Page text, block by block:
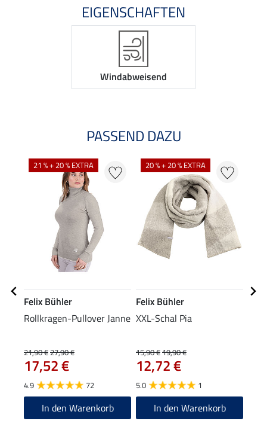
EIGENSCHAFTEN
Windabweisend
PASSEND DAZU
21 % + 20 % EXTRA
Felix Bühler
Rollkragen-Pullover Janne
21,90 €27,90 €
17,52 €
4.9 72
In den Warenkorb
20 % + 20 % EXTRA
Felix Bühler
XXL-Schal Pia
15,90 €19,90 €
12,72 €
5.0 1
In den Warenkorb